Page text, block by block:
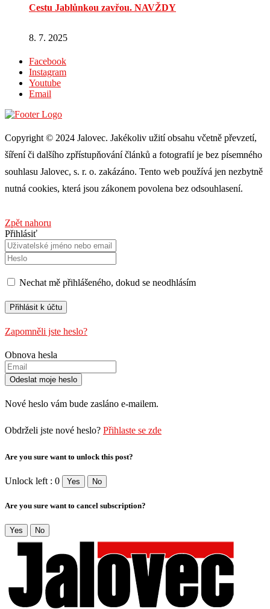
Cestu Jablůnkou zavřou. NAVŽDY
8. 7. 2025
Facebook
Instagram
Youtube
Email
Copyright © 2024 Jalovec. Jakékoliv užití obsahu včetně převzetí,
šíření či dalšího zpřístupňování článků a fotografií je bez písemného
souhlasu Jalovec, s. r. o. zakázáno. Tento web používá jen nezbytně
nutná cookies, která jsou zákonem povolena bez odsouhlasení.
Zpět nahoru
Přihlásiť
Nechat mě přihlášeného, ​​dokud se neodhlásím
Zapomněli jste heslo?
Obnova hesla
Nové heslo vám bude zasláno e-mailem.
Obdrželi jste nové heslo? Přihlaste se zde
Are you sure want to unlock this post?
Unlock left : 0 Yes No
Are you sure want to cancel subscription?
Yes No